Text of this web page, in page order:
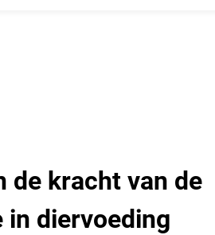
de kracht van de
in diervoeding